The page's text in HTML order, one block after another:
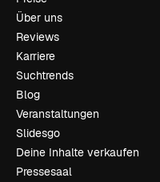
Über uns
Reviews
Karriere
Suchtrends
Blog
Veranstaltungen
Slidesgo
Deine Inhalte verkaufen
Pressesaal